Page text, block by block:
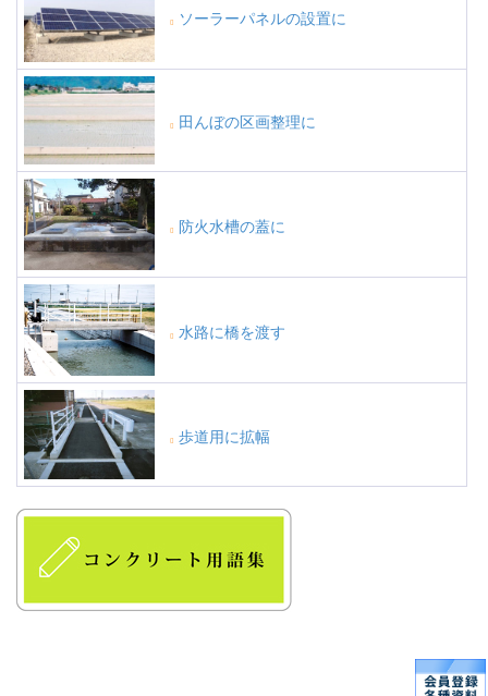
ソーラーパネルの設置に
田んぼの区画整理に
防火水槽の蓋に
水路に橋を渡す
歩道用に拡幅